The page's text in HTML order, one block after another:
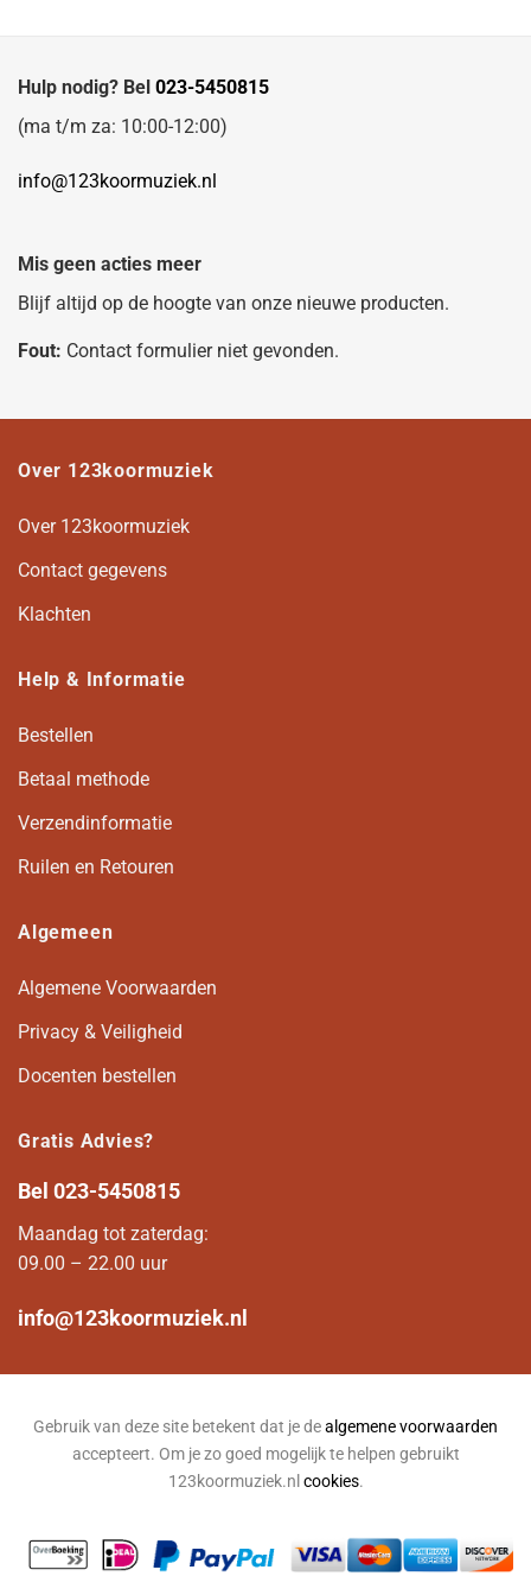
Hulp nodig? Bel 023-5450815
(ma t/m za: 10:00-12:00)
info@123koormuziek.nl
Mis geen acties meer
Blijf altijd op de hoogte van onze nieuwe producten.
Fout: Contact formulier niet gevonden.
Over 123koormuziek
Over 123koormuziek
Contact gegevens
Klachten
Help & Informatie
Bestellen
Betaal methode
Verzendinformatie
Ruilen en Retouren
Algemeen
Algemene Voorwaarden
Privacy & Veiligheid
Docenten bestellen
Gratis Advies?
Bel 023-5450815
Maandag tot zaterdag:
09.00 – 22.00 uur
info@123koormuziek.nl
Gebruik van deze site betekent dat je dealgemene voorwaarden
accepteert. Om je zo goed mogelijk te helpen gebruikt
123koormuziek.nl cookies.